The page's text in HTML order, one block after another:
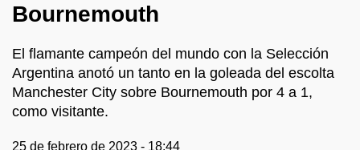
Bournemouth
El flamante campeón del mundo con la Selección
Argentina anotó un tanto en la goleada del escolta
Manchester City sobre Bournemouth por 4 a 1,
como visitante.
25 de febrero de 2023 - 18:44